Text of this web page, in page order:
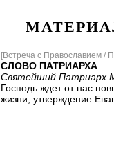
[Встреча с Православием /
СЛОВО ПАТРИАРХА
Святейший Патриарх
Господь ждет от нас
жизни, утверждение